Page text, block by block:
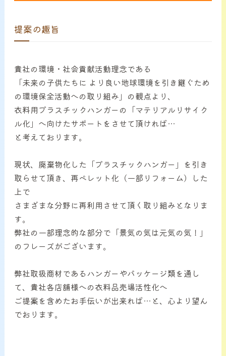
NEWS
お問い合わせ
提案の趣旨
貴社の環境・社会貢献活動理念である
「未来の子供たちに より良い地球環境を引き継ぐため
の環境保全活動への取り組み」の観点より、
衣料用プラスチックハンガーの「マテリアルリサイク
ル化」へ向けたサポートをさせて頂ければ…
と考えております。
現状、廃棄物化した「プラスチックハンガー」を引き
取らせて頂き、再ペレット化（一部リフォーム）した
上で
さまざまな分野に再利用させて頂く取り組みとなりま
す。
弊社の一部理念的な部分で「景気の気は元気の気！」
のフレーズがございます。
弊社取扱商材であるハンガーやパッケージ類を通し
て、貴社各店舗様への衣料品売場活性化へ
ご提案を含めたお手伝いが出来れば…と、心より望ん
でおります。